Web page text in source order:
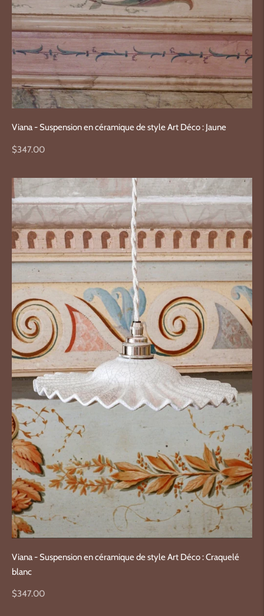
Viana - Suspension en céramique de style Art Déco : Jaune
Prix
$347.00
Viana - Suspension en céramique de style Art Déco : Craquelé
blanc
Prix
$347.00